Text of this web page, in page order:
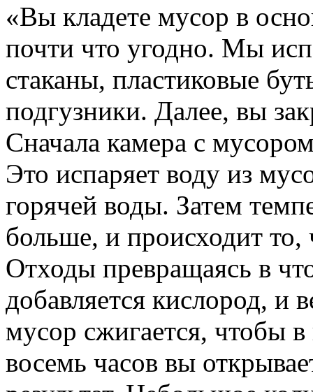
«Вы кладете мусор в
почти что угодно. Мы
стаканы, пластиковые
подгузники. Далее, вы
Сначала камера с
Это испаряет воду из
горячей воды. Затем
больше, и происходит то,
Отходы превращаясь в
добавляется кислород, и
мусор сжигается, чтобы в
восемь часов вы